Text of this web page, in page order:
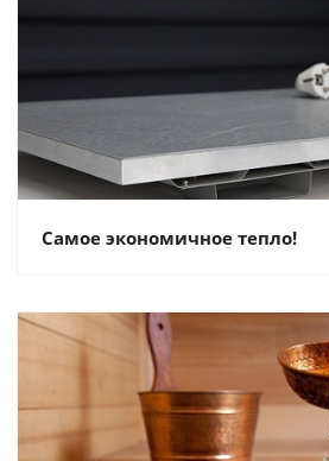
Самое экономичное тепло!